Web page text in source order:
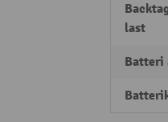
last
Batteri